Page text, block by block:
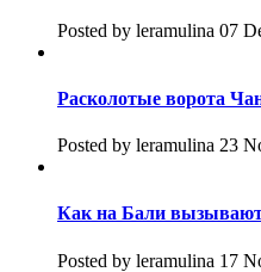
Posted by leramulina 07
Расколотые ворота
Posted by leramulina 23
Как на Бали
Posted by leramulina 17